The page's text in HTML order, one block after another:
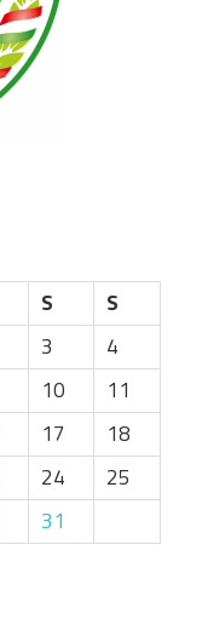
S
S
3
4
10
11
17
18
24
25
31